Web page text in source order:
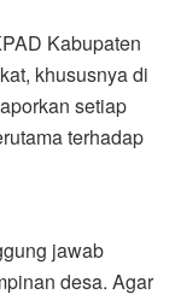
Kabupaten
khususnya di
setiap
terhadap
jawab
desa. Agar